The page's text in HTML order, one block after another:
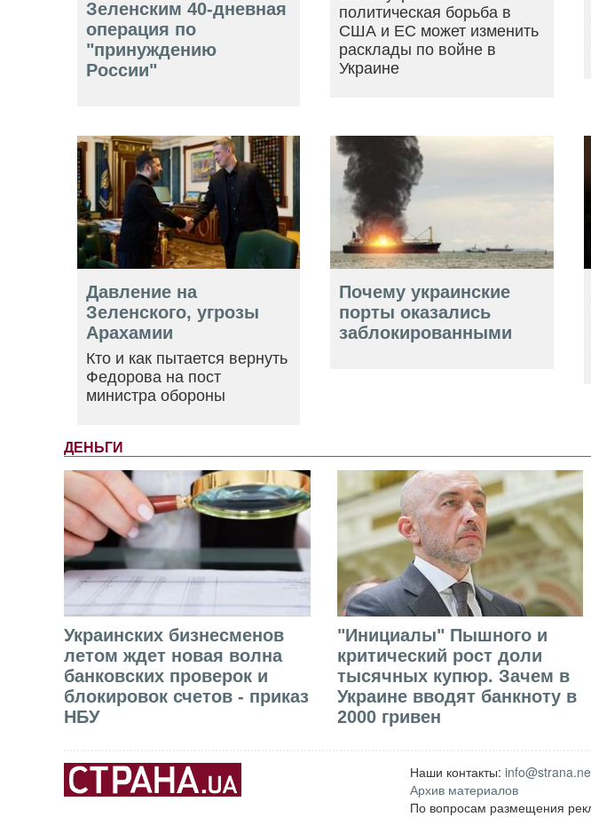
Зеленским 40-дневная
операция по
"принуждению
России"
политическая борьба в
США и ЕС может изменить
расклады по войне в
Украине
Давление на
Зеленского, угрозы
Арахамии
Кто и как пытается вернуть
Федорова на пост
министра обороны
Почему украинские
порты оказались
заблокированными
ДЕНЬГИ
Украинских бизнесменов
летом ждет новая волна
банковских проверок и
блокировок счетов - приказ
НБУ
"Инициалы" Пышного и
критический рост доли
тысячных купюр. Зачем в
Украине вводят банкноту в
2000 гривен
Наши контакты:
Архив материалов
По вопросам размещения